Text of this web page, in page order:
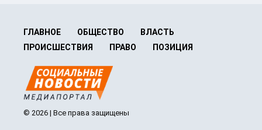
ГЛАВНОЕ ОБЩЕСТВО
ВЛАСТЬ
ПРОИСШЕСТВИЯ
ПРАВО ПОЗИЦИЯ
© 2026 | Все права защищены